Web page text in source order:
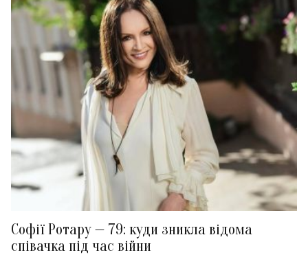
Софії Ротару — 79: куди зникла відома
співачка під час війни